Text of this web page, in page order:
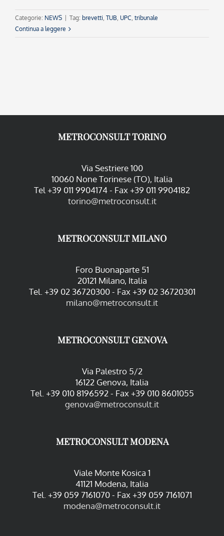
Categorie: NEWS Tag: brevetti, TUB, UPC, tribunale
Continua a leggere
METROCONSULT TORINO
Via Sestriere 100
10060 None Torinese (TO), Italia
Tel +39 011 9904174 - Fax +39 011 9904182
torino@metroconsult.it
METROCONSULT MILANO
Foro Buonaparte 51
20121 Milano, Italia
Tel. +39 02 36720300 - Fax +39 02 36720301
milano@metroconsult.it
METROCONSULT GENOVA
Via Palestro 5/2
16122 Genova, Italia
Tel. +39 010 8196592 - Fax +39 010 8601055
genova@metroconsult.it
METROCONSULT MODENA
Viale Monte Kosica 1
41121 Modena, Italia
Tel. +39 059 7161070 - Fax +39 059 7161071
modena@metroconsult.it